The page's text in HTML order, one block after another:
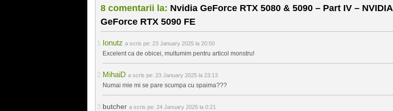
8 comentarii la: Nvidia GeForce RTX 5080 & 5090 – Part IV – NVIDIA
GeForce RTX 5090 FE
Ionutz a scris pe: 23 January 2025 la 20:50
Excelent ca de obicei, multumim pentru articol monstru!
MihaiD a scris pe: 23 January 2025 la 23:13
Numai mie mi se pare scumpa cu spaima???
butcher a scris pe: 24 January 2025 la 0:21